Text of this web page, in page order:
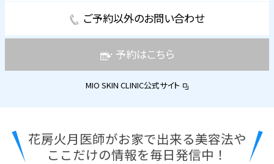
ご予約以外のお問い合わせ
予約はこちら
MIO SKIN CLINIC公式サイト
花房火月医師がお家で出来る美容法や
ここだけの情報を毎日発信中！